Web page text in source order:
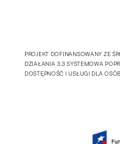
PROJEKT DOFINANSOWANY ZE
DZIAŁANIA 3.3 SYSTEMOWA
DOSTĘPNOŚĆ I USŁUGI DLA